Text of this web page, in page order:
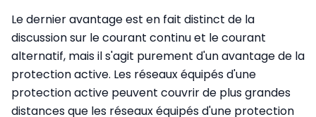
Le dernier avantage est en fait distinct de la
discussion sur le courant continu et le courant
alternatif, mais il s'agit purement d'un avantage de la
protection active. Les réseaux équipés d'une
protection active peuvent couvrir de plus grandes
distances que les réseaux équipés d'une protection